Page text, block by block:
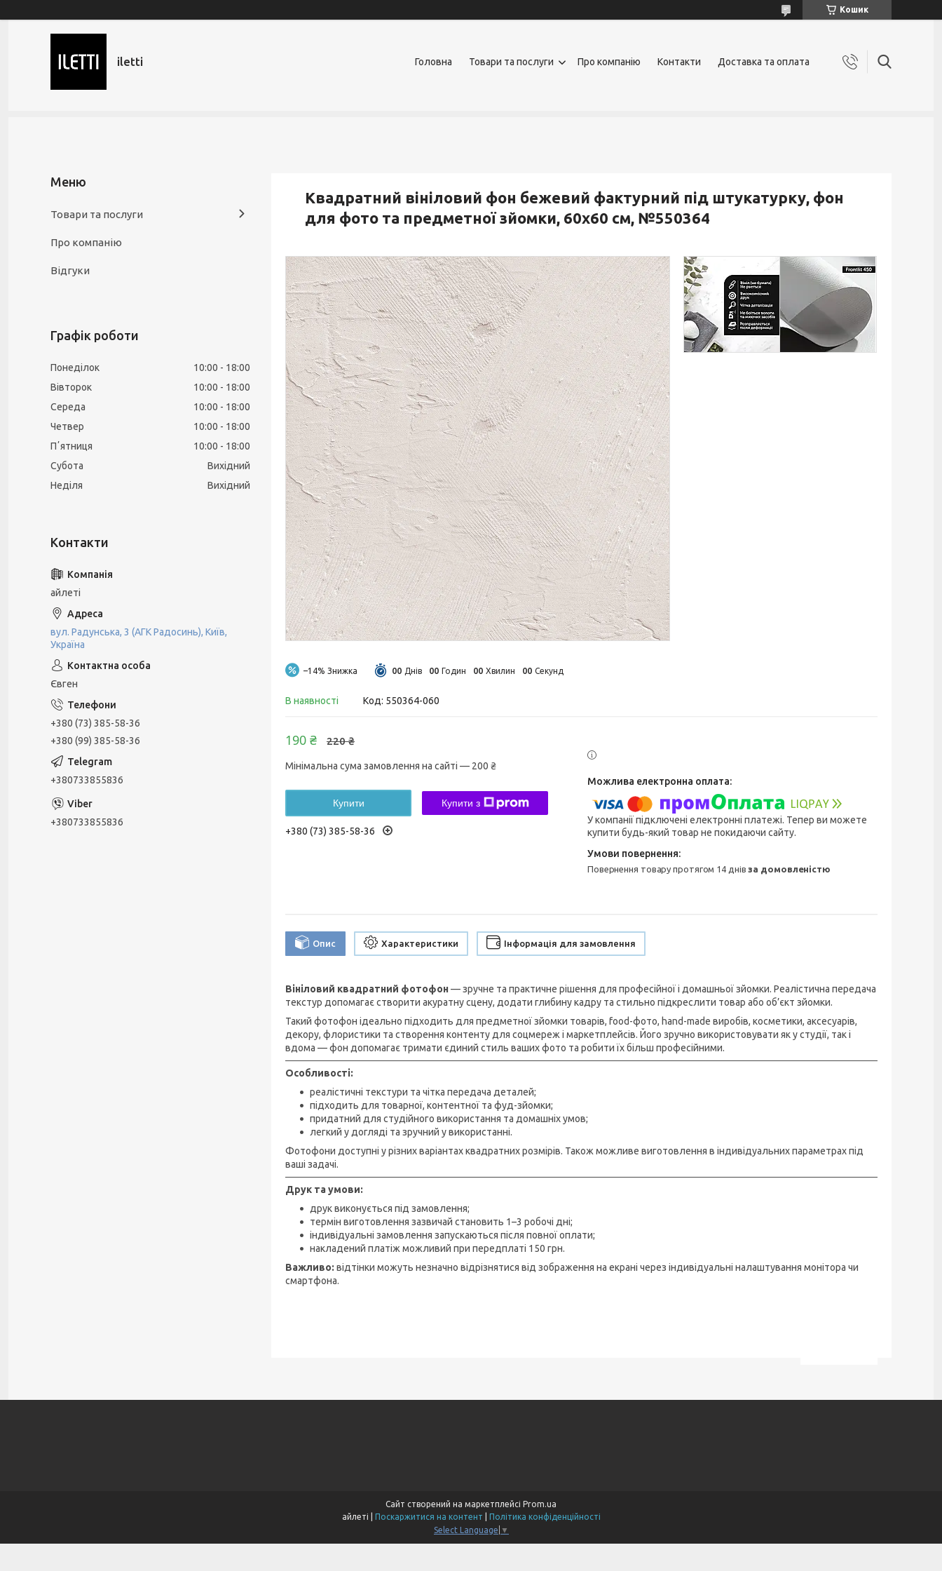
Кошик
iletti Головна Товари та послуги Про компанію Контакти Доставка та оплата
Квадратний вініловий фон бежевий фактурний під штукатурку, фон
для фото та предметної зйомки, 60x60 см, №550364
–14% 00 Днів 00 Годин 00 Хвилин 00 Секунд
В наявності Код: 550364-060
220 ₴
190 ₴
Мінімальна сума замовлення на сайті — 200 ₴
Купити Купити з
+380 (73) 385-58-36
У компанії підключені електронні платежі. Тепер ви можете
купити будь-який товар не покидаючи сайту.
повернення товару протягом 14 днівза домовленістю
Опис Характеристики Інформація для замовлення
Вініловий квадратний фотофон — зручне та практичне рішення для професійної і домашньої зйомки. Реалістична передача
текстур допомагає створити акуратну сцену, додати глибину кадру та стильно підкреслити товар або об’єкт зйомки.
Такий фотофон ідеально підходить для предметної зйомки товарів, food-фото, hand-made виробів, косметики, аксесуарів,
декору, флористики та створення контенту для соцмереж і маркетплейсів. Його зручно використовувати як у студії, так і
вдома — фон допомагає тримати єдиний стиль ваших фото та робити їх більш професійними.
Особливості:
реалістичні текстури та чітка передача деталей;
підходить для товарної, контентної та фуд-зйомки;
придатний для студійного використання та домашніх умов;
легкий у догляді та зручний у використанні.
Фотофони доступні у різних варіантах квадратних розмірів. Також можливе виготовлення в індивідуальних параметрах під
ваші задачі.
Друк та умови:
друк виконується під замовлення;
термін виготовлення зазвичай становить 1–3 робочі дні;
індивідуальні замовлення запускаються після повної оплати;
накладений платіж можливий при передплаті 150 грн.
Важливо: відтінки можуть незначно відрізнятися від зображення на екрані через індивідуальні налаштування монітора чи
смартфона.
Товари та послуги
Про компанію
Відгуки
Графік роботи
Понеділок 10:00
18:00
Вівторок
10:00
18:00
Середа
10:00
18:00
Четвер
10:00
18:00
Пʼятниця
10:00
18:00
Субота
Вихідний
Неділя
Вихідний
айлеті
вул. Радунська, 3 (АГК Радосинь), Київ,
Україна
Євген
+380 (73) 385-58-36
+380 (99) 385-58-36
+380733855836
+380733855836
Сайт створений на маркетплейсі Prom.ua
Поскаржитися на контент
Політика конфіденційності
Select Language ▼